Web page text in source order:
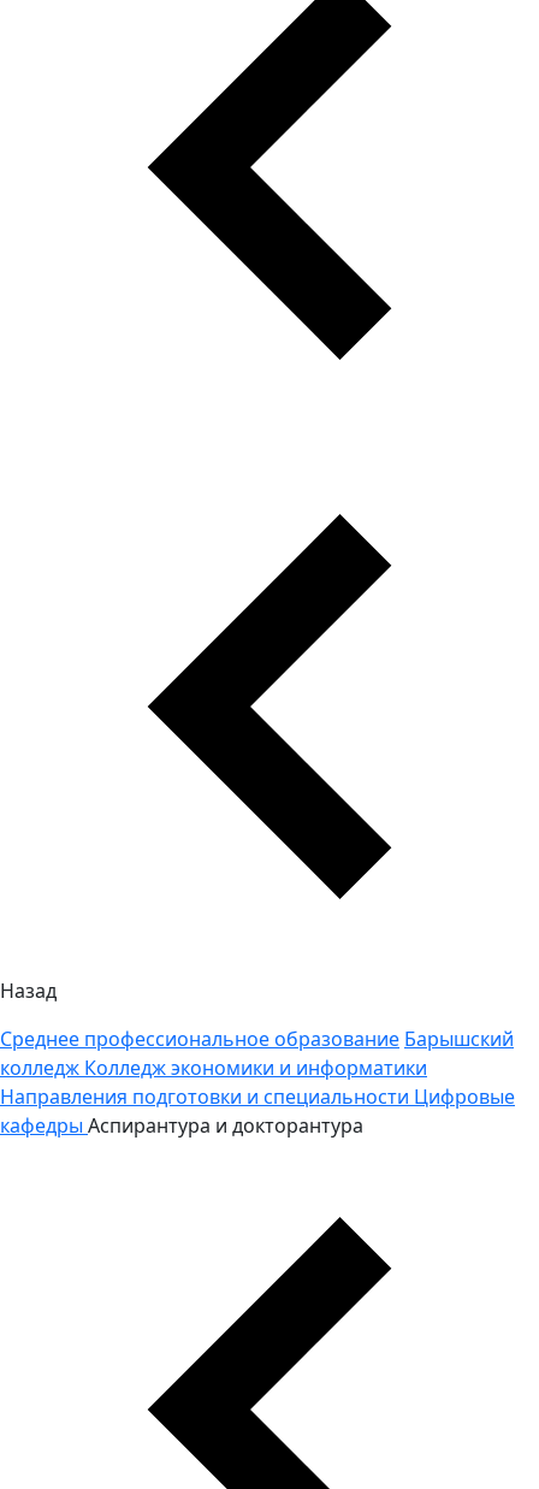
Назад
Среднее профессиональное образование Барышский
колледж Колледж экономики и информатики
Направления подготовки и специальности Цифровые
кафедры Аспирантура и докторантура